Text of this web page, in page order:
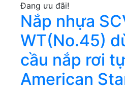
Đang ưu đãi!
Nắp nhựa
WT(No.45)
cầu nắp rơi
American